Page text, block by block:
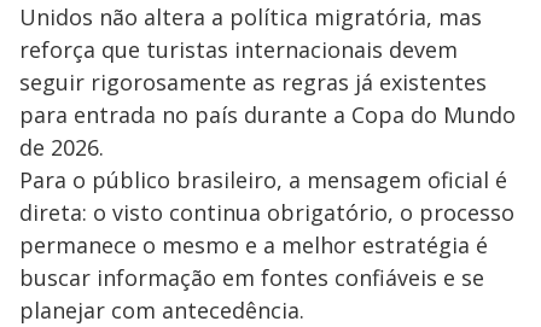
Unidos não altera a política migratória, mas
reforça que turistas internacionais devem
seguir rigorosamente as regras já existentes
para entrada no país durante a Copa do Mundo
de 2026.
Para o público brasileiro, a mensagem oficial é
direta: o visto continua obrigatório, o processo
permanece o mesmo e a melhor estratégia é
buscar informação em fontes confiáveis e se
planejar com antecedência.